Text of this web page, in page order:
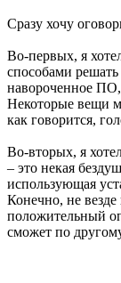
Сразу хочу
Во-первых, я
способами
навороченное ПО,
Некоторые вещи
как говорится,
Во-вторых, я
– это некая
использующая
Конечно, не
положительный
сможет по